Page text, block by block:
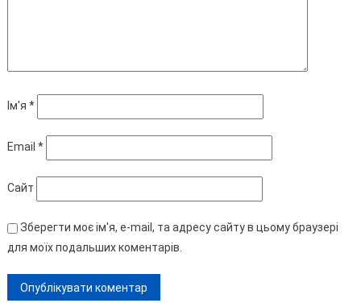
Ім'я *
Email *
Сайт
Зберегти моє ім'я, e-mail, та адресу сайту в цьому браузері
для моїх подальших коментарів.